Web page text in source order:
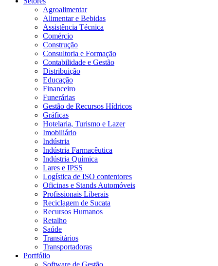
Agroalimentar
Alimentar e Bebidas
Assistência Técnica
Comércio
Construção
Consultoria e Formação
Contabilidade e Gestão
Distribuição
Educação
Financeiro
Funerárias
Gestão de Recursos Hídricos
Gráficas
Hotelaria, Turismo e Lazer
Imobiliário
Indústria
Indústria Farmacêutica
Indústria Química
Lares e IPSS
Logística de ISO contentores
Oficinas e Stands Automóveis
Profissionais Liberais
Reciclagem de Sucata
Recursos Humanos
Retalho
Saúde
Transitários
Transportadoras
Portfólio
Software de Gestão